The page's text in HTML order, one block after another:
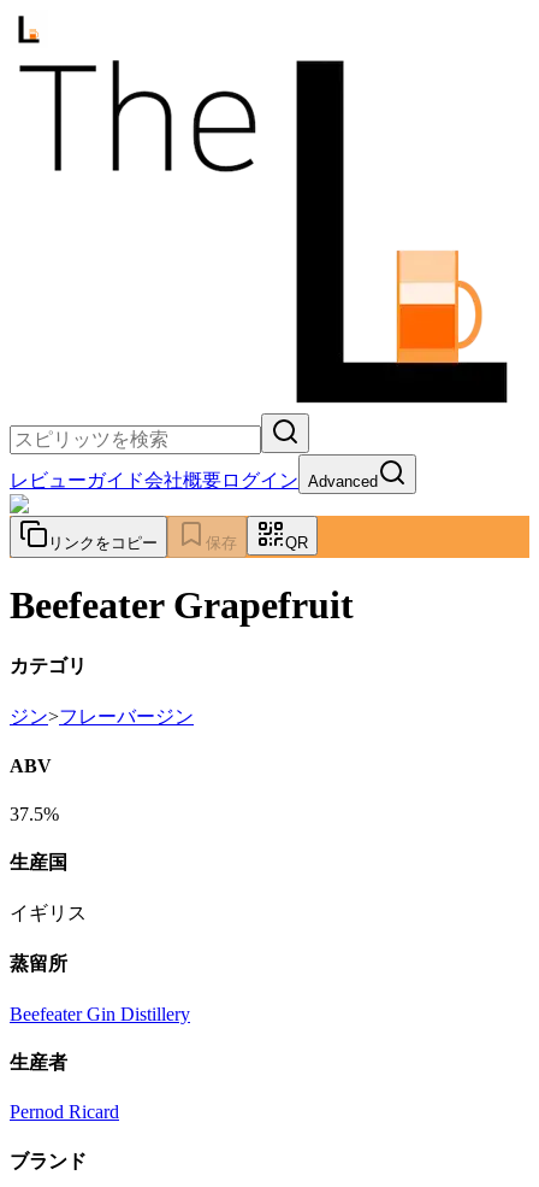
レビューガイド会社概要ログイン Advanced
リンクをコピー 保存 QR
Beefeater Grapefruit
カテゴリ
ジン>フレーバージン
ABV
37.5%
生産国
イギリス
蒸留所
Beefeater Gin Distillery
生産者
Pernod Ricard
ブランド